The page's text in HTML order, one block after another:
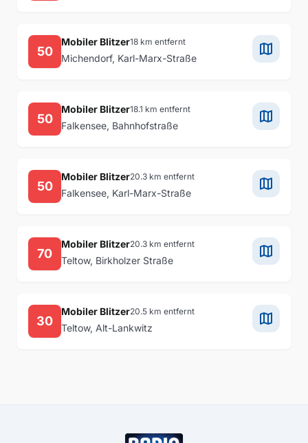
50
Mobiler Blitzer18 km entfernt
Michendorf, Karl-Marx-Straße map
50
Mobiler Blitzer18.1 km entfernt
Falkensee, Bahnhofstraße map
50
Mobiler Blitzer20.3 km entfernt
Falkensee, Karl-Marx-Straße map
70
Mobiler Blitzer20.3 km entfernt
Teltow, Birkholzer Straße map
30
Mobiler Blitzer20.5 km entfernt
Teltow, Alt-Lankwitz map